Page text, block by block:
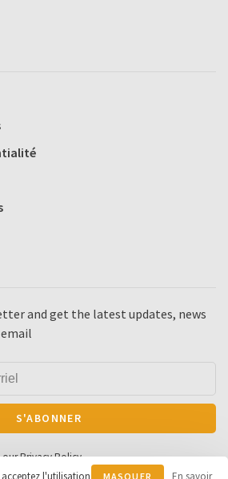
and get the latest updates, news
S'ABONNER
Privacy Policy.
l'utilisation
MASQUER En savoir